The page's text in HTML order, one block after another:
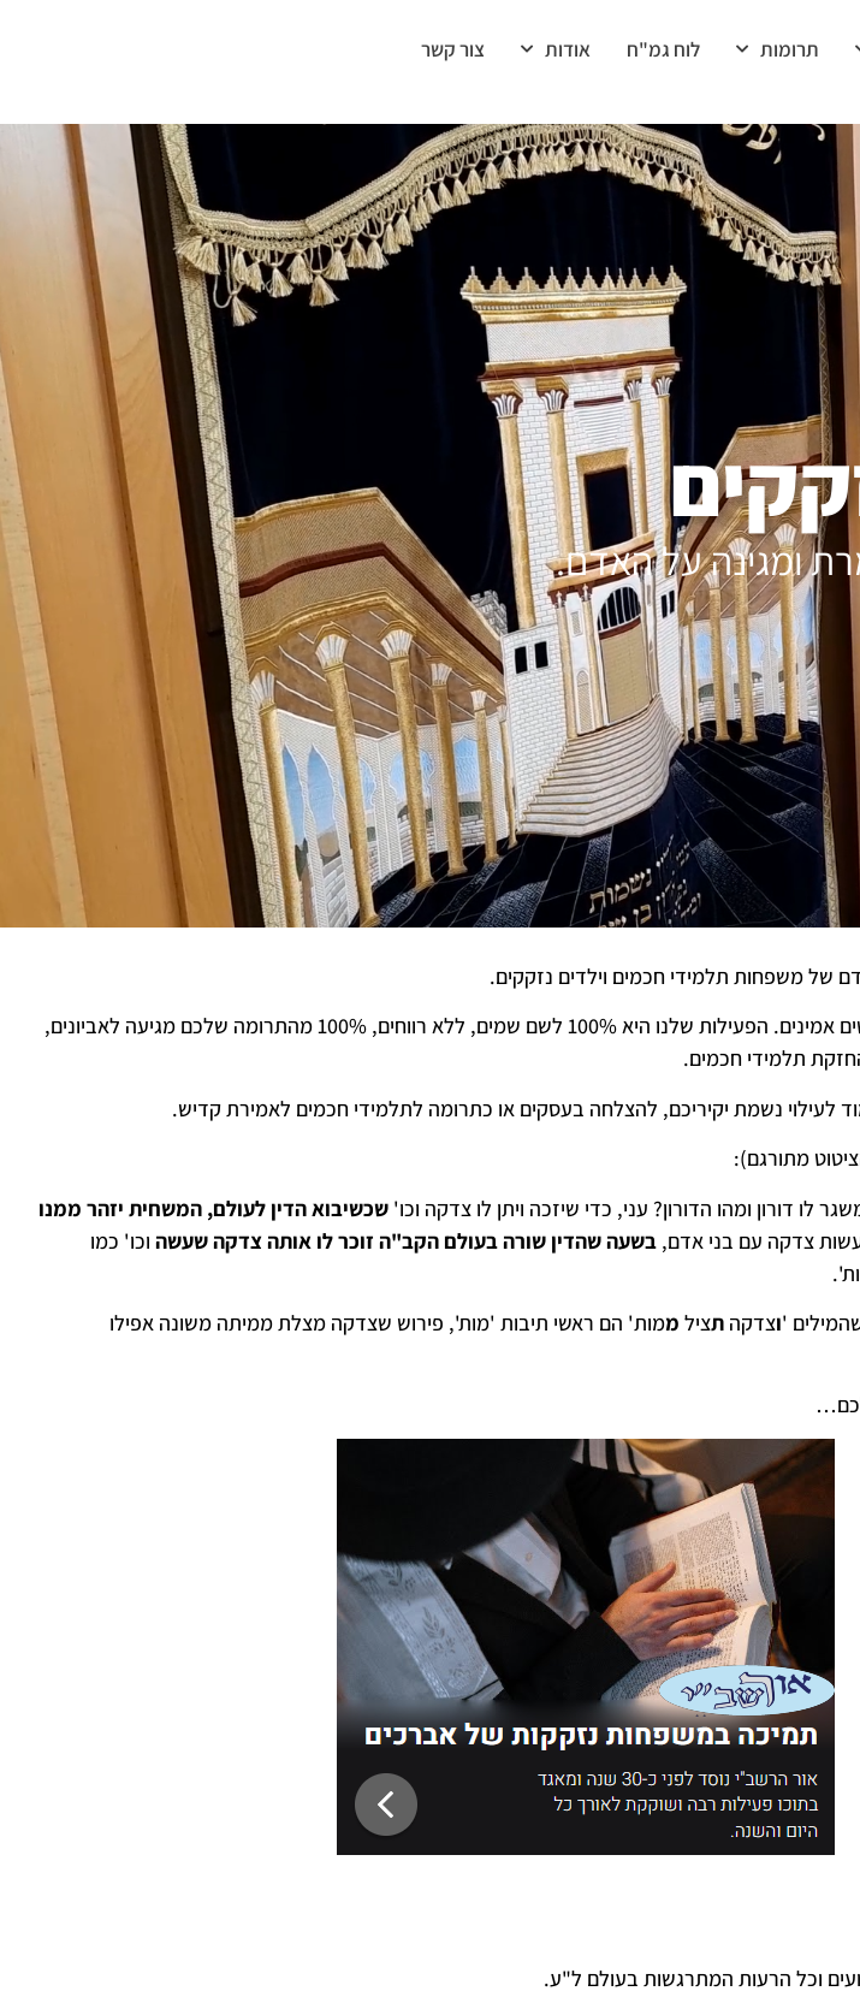
תרומות לוח גמ"ח אודות צור קשר
ומגינה על האדם.
של משפחות תלמידי חכמים וילדים נזקקים.
האתר שלנו הוקם ומתוחזק על ידי אנשים אמינים. הפעילות שלנו היא 100% לשם שמים, ללא רווחים, 100% מהתרומה שלכם מגיעה לאביונים,
תלמידי חכמים.
נשמת יקיריכם, להצלחה בעסקים או כתרומה לתלמידי חכמים לאמירת קדיש.
מתורגם):
דורון ומהו הדורון? עני, כדי שיזכה ויתן לו צדקה וכו'שכשיבוא הדין לעולם, המשחית יזהר ממנו
צדקה עם בני אדם,בשעה שהדין שורה בעולם הקב"ה זוכר לו אותה צדקה שעשה וכו' כמו
'וצדקהתציל ממות' הם ראשי תיבות 'מות', פירוש שצדקה מצלת ממיתה משונה אפילו
וכל הרעות המתרגשות בעולם ל"ע.